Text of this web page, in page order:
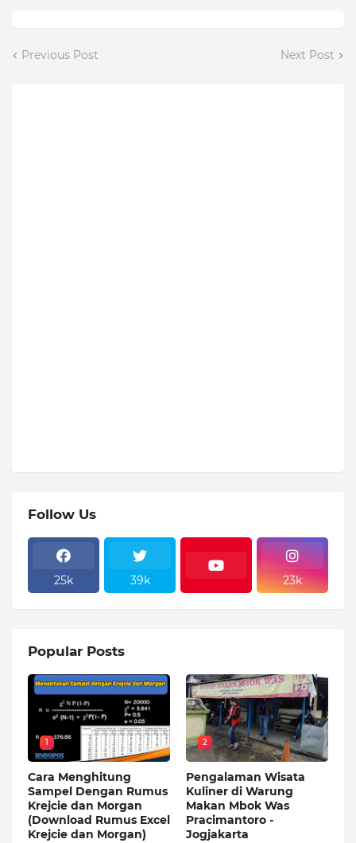
Previous Post Next Post
Follow Us
25k 39k 23k
Popular Posts
1
Cara Menghitung
Sampel Dengan Rumus
Krejcie dan Morgan
(Download Rumus Excel
Krejcie dan Morgan)
2
Pengalaman Wisata
Kuliner di Warung
Makan Mbok Was
Pracimantoro -
Jogjakarta